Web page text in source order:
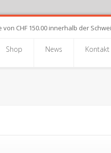
CHF 150.00 innerhalb der
Shop News Kontakt